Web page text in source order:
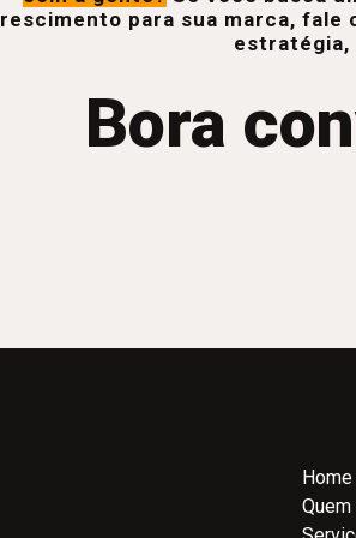
para sua marca, fale
estratégia,
Bora
Home